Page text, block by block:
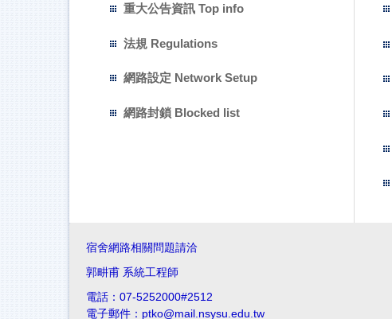
重大公告資訊 Top info
法規 Regulations
網路設定 Network Setup
網路封鎖 Blocked list
宿舍網路相關問題請洽
郭畊甫 系統工程師
電話：07-5252000#2512
電子郵件：ptko@mail.nsysu.edu.tw